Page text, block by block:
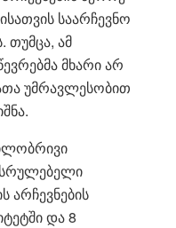
საარჩევნო
თუმცა, ამ
მხარი არ
უმრავლესობით
არჩევნების
და 8